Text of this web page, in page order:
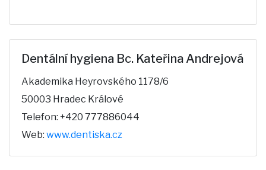
Dentální hygiena Bc. Kateřina Andrejová
Akademika Heyrovského 1178/6
50003 Hradec Králové
Telefon: +420 777886044
Web: www.dentiska.cz